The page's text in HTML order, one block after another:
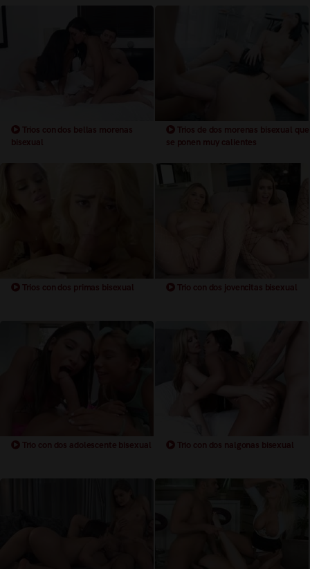
Trios con dos bellas morenas
bisexual
Trios de dos morenas bisexual que
se ponen muy calientes
Trios con dos primas bisexual Trio con dos jovencitas bisexual
Trio con dos adolescente bisexual Trio con dos nalgonas bisexual